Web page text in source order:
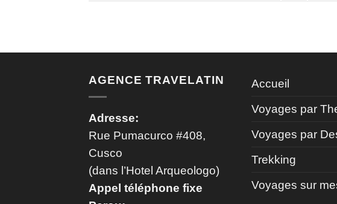
AGENCE TRAVELATIN
Adresse:
Rue Pumacurco #408,
Cusco
(dans l’Hotel Arqueologo)
Appel téléphone fixe
Accueil
Voyages par
Voyages par
Trekking
Voyages sur